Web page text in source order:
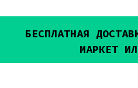
БЕСПЛАТНАЯ
МАРКЕТ